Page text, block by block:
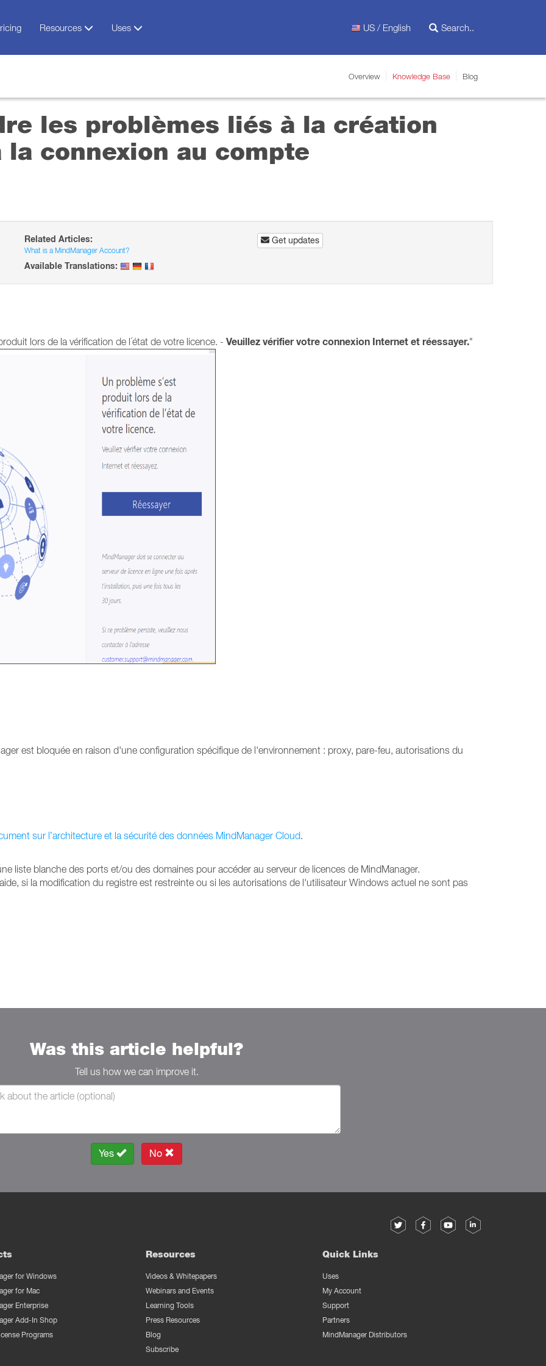
Resources Uses US / English
Overview Knowledge Base Blog
les problèmes liés à la création
connexion au compte
Related Articles:
What is a MindManager Account?
Available Translations:
Get updates
lors de la vérification de l´état de votre licence. - Veuillez vérifier votre connexion Internet et réessayer."
est bloquée en raison d'une configuration spécifique de l'environnement : proxy, pare-feu, autorisations du
sur l’architecture et la sécurité des données MindManager Cloud.
liste blanche des ports et/ou des domaines pour accéder au serveur de licences de MindManager.
si la modification du registre est restreinte ou si les autorisations de l'utilisateur Windows actuel ne sont pas
Was this article helpful?
Tell us how we can improve it.
Yes No
for Windows
for Mac
Enterprise
Add-In Shop
Programs
Resources
Videos & Whitepapers
Webinars and Events
Learning Tools
Press Resources
Blog
Subscribe
Quick Links
Uses
My Account
Support
Partners
MindManager Distributors